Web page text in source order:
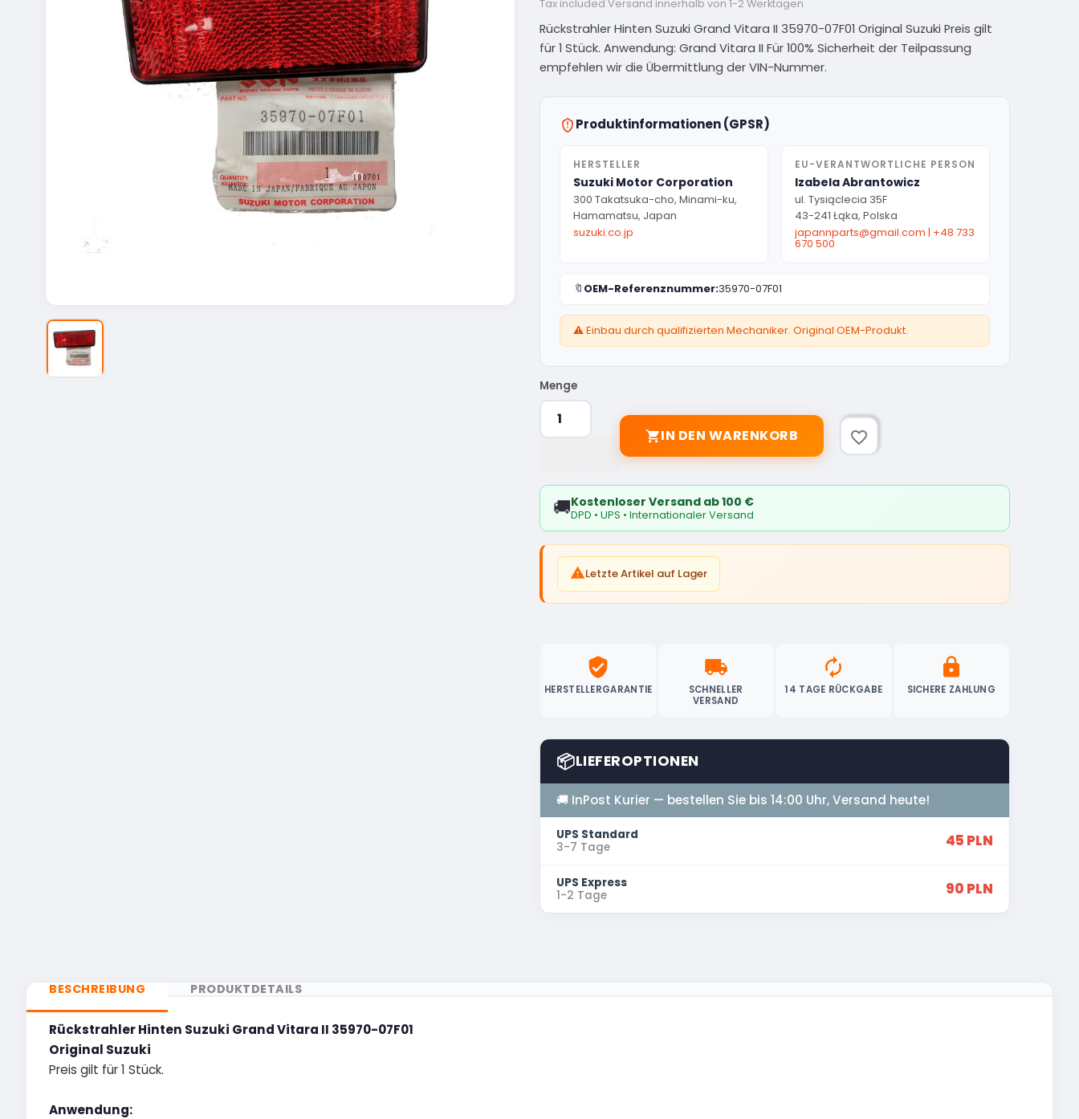
Tax included Versand innerhalb von 1-2 Werktagen
Rückstrahler Hinten Suzuki Grand Vitara II 35970-07F01 Original Suzuki Preis gilt
für 1 Stück. Anwendung: Grand Vitara II Für 100% Sicherheit der Teilpassung
empfehlen wir die Übermittlung der VIN-Nummer.
Produktinformationen (GPSR)
HERSTELLER
Suzuki Motor Corporation
300 Takatsuka-cho, Minami-ku,
Hamamatsu, Japan
suzuki.co.jp
EU-VERANTWORTLICHE PERSON
Izabela Abrantowicz
ul. Tysiąclecia 35F
43-241 Łąka, Polska
japannparts@gmail.com | +48 733
670 500
🔖 OEM-Referenznummer:35970-07F01
⚠️ Einbau durch qualifizierten Mechaniker. Original OEM-Produkt.
Menge
IN DEN WARENKORB favorite_border
🚚Kostenloser Versand ab 100 €
DPD • UPS • Internationaler Versand
Letzte Artikel auf Lager
verified_user
HERSTELLERGARANTIE
local_shipping
SCHNELLER
VERSAND
autorenew
14 TAGE RÜCKGABE
lock
SICHERE ZAHLUNG
📦LIEFEROPTIONEN
🚚 InPost Kurier — bestellen Sie bis 14:00 Uhr, Versand heute!
UPS Standard
3-7 Tage
45 PLN
UPS Express
1-2 Tage
90 PLN
BESCHREIBUNG PRODUKTDETAILS
Rückstrahler Hinten Suzuki Grand Vitara II 35970-07F01
Original Suzuki
Preis gilt für 1 Stück.
Anwendung: